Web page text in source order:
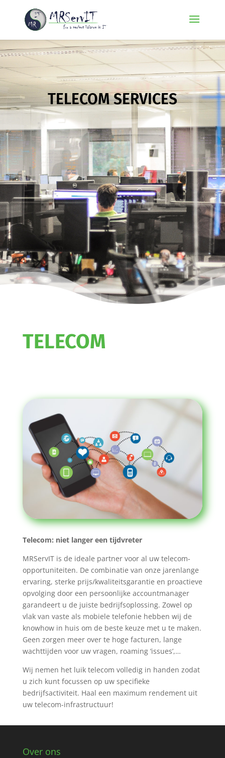
TELECOM SERVICES
TELECOM
Telecom: niet langer een tijdvreter
MRServIT is de ideale partner voor al uw telecom-
opportuniteiten. De combinatie van onze jarenlange
ervaring, sterke prijs/kwaliteitsgarantie en proactieve
opvolging door een persoonlijke accountmanager
garandeert u de juiste bedrijfsoplossing. Zowel op
vlak van vaste als mobiele telefonie hebben wij de
knowhow in huis om de beste keuze met u te maken.
Geen zorgen meer over te hoge facturen, lange
wachttijden voor uw vragen, roaming ‘issues’,…
Wij nemen het luik telecom volledig in handen zodat
u zich kunt focussen op uw specifieke
bedrijfsactiviteit. Haal een maximum rendement uit
uw telecom-infrastructuur!
Over ons